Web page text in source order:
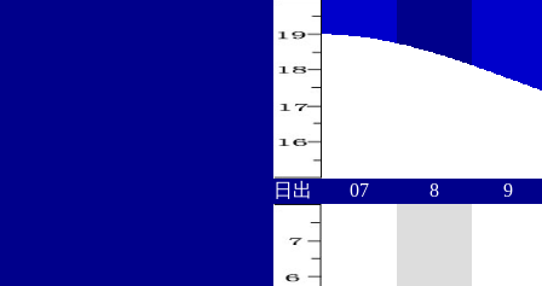
日出 07 8 9